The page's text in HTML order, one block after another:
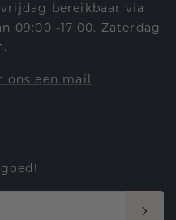
bereikbaar via
09:00 -17:00. Zaterdag
ons een mail